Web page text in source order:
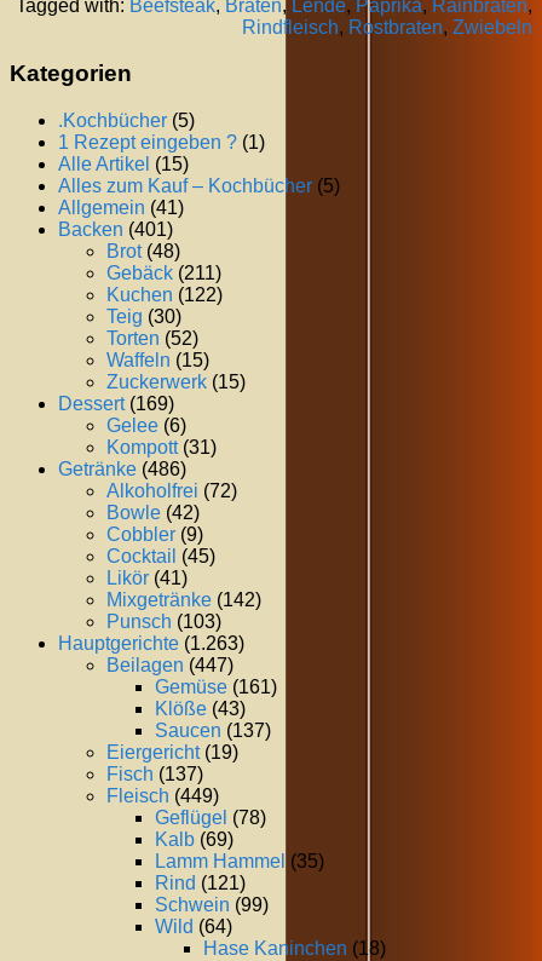
Tagged with: Beefsteak, Braten, Lende, Paprika, Rainbraten,
Rindfleisch, Rostbraten, Zwiebeln
Kategorien
.Kochbücher (5)
1 Rezept eingeben ? (1)
Alle Artikel (15)
Alles zum Kauf – Kochbücher (5)
Allgemein (41)
Backen (401)
Brot(48)
Gebäck (211)
Kuchen (122)
Teig (30)
Torten (52)
Waffeln (15)
Zuckerwerk (15)
Dessert(169)
Gelee (6)
Kompott(31)
Getränke (486)
Alkoholfrei (72)
Bowle (42)
Cobbler (9)
Cocktail (45)
Likör (41)
Mixgetränke (142)
Punsch (103)
Hauptgerichte (1.263)
Beilagen (447)
Gemüse (161)
Klöße (43)
Saucen (137)
Eiergericht(19)
Fisch (137)
Fleisch (449)
Geflügel (78)
Kalb (69)
Lamm Hammel (35)
Rind (121)
Schwein (99)
Wild (64)
Hase Kaninchen (18)